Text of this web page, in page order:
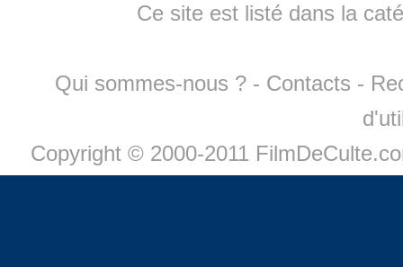
Ce site est listé dans la
Qui sommes-nous ? - Contacts -
Copyright © 2000-2011